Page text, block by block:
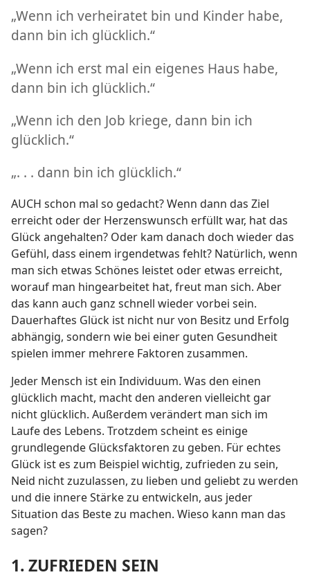
„Wenn ich verheiratet bin und Kinder habe,
dann bin ich glücklich.“
„Wenn ich erst mal ein eigenes Haus habe,
dann bin ich glücklich.“
„Wenn ich den Job kriege, dann bin ich
glücklich.“
„. . . dann bin ich glücklich.“
AUCH schon mal so gedacht? Wenn dann das Ziel
erreicht oder der Herzenswunsch erfüllt war, hat das
Glück angehalten? Oder kam danach doch wieder das
Gefühl, dass einem irgendetwas fehlt? Natürlich, wenn
man sich etwas Schönes leistet oder etwas erreicht,
worauf man hingearbeitet hat, freut man sich. Aber
das kann auch ganz schnell wieder vorbei sein.
Dauerhaftes Glück ist nicht nur von Besitz und Erfolg
abhängig, sondern wie bei einer guten Gesundheit
spielen immer mehrere Faktoren zusammen.
Jeder Mensch ist ein Individuum. Was den einen
glücklich macht, macht den anderen vielleicht gar
nicht glücklich. Außerdem verändert man sich im
Laufe des Lebens. Trotzdem scheint es einige
grundlegende Glücksfaktoren zu geben. Für echtes
Glück ist es zum Beispiel wichtig, zufrieden zu sein,
Neid nicht zuzulassen, zu lieben und geliebt zu werden
und die innere Stärke zu entwickeln, aus jeder
Situation das Beste zu machen. Wieso kann man das
sagen?
1. ZUFRIEDEN SEIN